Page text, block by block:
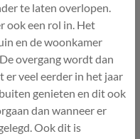
te laten overlopen.
ook een rol in. Het
en de woonkamer
overgang wordt dan
er veel eerder in het jaar
genieten en dit ook
dan wanneer er
Ook dit is